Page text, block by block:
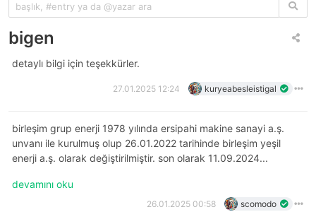
bigen
detaylı bilgi için teşekkürler.
27.01.2025 12:24 kuryeabesleistigal
birleşim grup enerji 1978 yılında ersipahi makine sanayi a.ş.
unvanı ile kurulmuş olup 26.01.2022 tarihinde birleşim yeşil
enerji a.ş. olarak değiştirilmiştir. son olarak 11.09.2024...
devamını oku
26.01.2025 00:58 scomodo